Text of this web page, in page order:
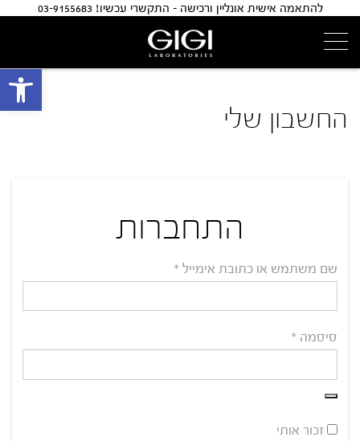
להתאמה אישית אונליין ורכישה - התקשרי עכשיו! 03-9155683
החשבון שלי
התחברות
שם משתמש או כתובת אימייל *
סיסמה *
זכור אותי